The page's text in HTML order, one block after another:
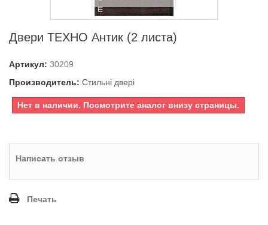
Двери ТЕХНО Антик (2 листа)
Артикул: 30209
Производитель: Стильні двері
Нет в наличии. Посмотрите аналог внизу страницы.
Написать отзыв
Печать